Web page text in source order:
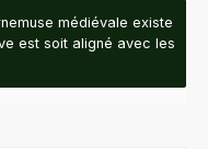
médiévale existe
est soit aligné avec les